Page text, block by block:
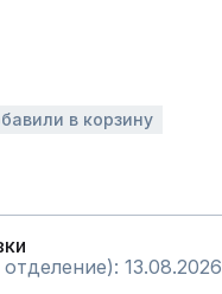
в корзину
13.08.2026